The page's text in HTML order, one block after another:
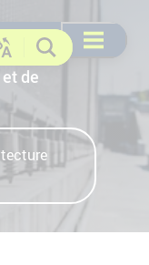
la langue
EN FR
US
Recherche
Recherche
RechercheOuvrir le
de